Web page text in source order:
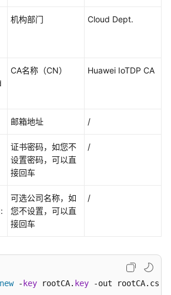
机构部门 Cloud Dept.
CA名称（CN） Huawei IoTDP CA
邮箱地址 /
证书密码，如您不
设置密码，可以直
接回车
/
可选公司名称，如
您不设置，可以直
接回车
/
new - key rootCA. key -out rootCA.csr